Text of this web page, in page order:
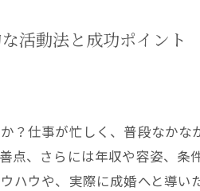
活動法と成功ポイント
？仕事が忙しく、普段なか
、さらには年収や容姿、
ハウや、実際に成婚へと導